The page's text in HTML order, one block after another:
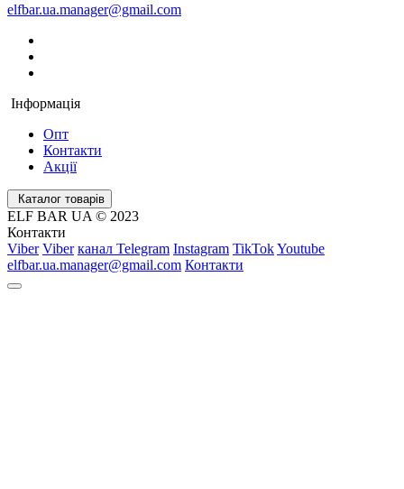
elfbar.ua.manager@gmail.com
Інформація
Опт
Контакти
Акції
Каталог товарів
ELF BAR UA © 2023
Контакти
Viber Viber канал Telegram Instagram TikTokYoutube
elfbar.ua.manager@gmail.com Контакти